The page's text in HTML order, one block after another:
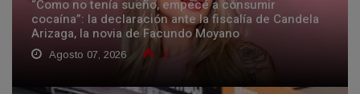
“Como no tenía sueño, empecé a consumir
cocaína”: la declaración ante la fiscalía de Candela
Arizaga, la novia de Facundo Moyano
Agosto 07, 2026 3